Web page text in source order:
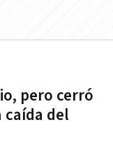
pero cerró
caída del